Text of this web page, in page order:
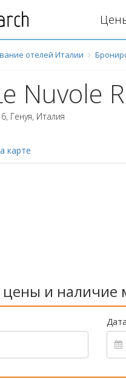
отелей Италии
Nuvole
, Генуя, Италия
карте
и наличие